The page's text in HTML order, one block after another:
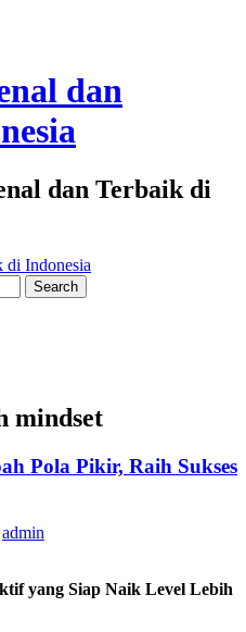
dan
dan Terbaik di
mindset
Pola Pikir, Raih Sukses
admin
yang Siap Naik Level Lebih